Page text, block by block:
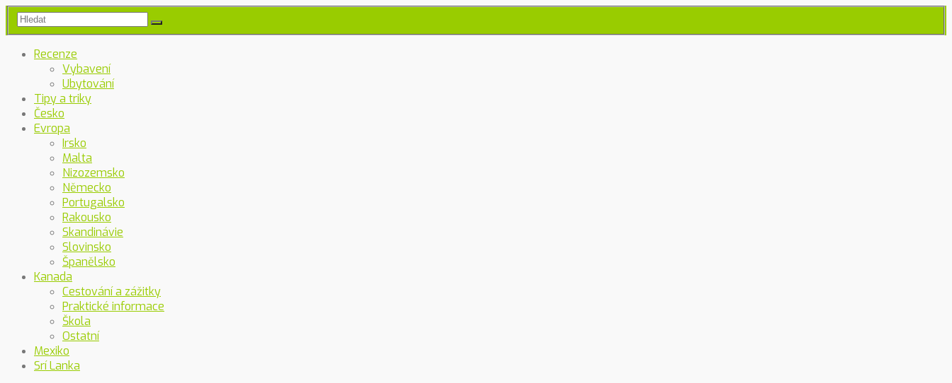
Recenze
Vybavení
Ubytování
Tipy a triky
Česko
Evropa
Irsko
Malta
Nizozemsko
Německo
Portugalsko
Rakousko
Skandinávie
Slovinsko
Španělsko
Kanada
Cestování a zážitky
Praktické informace
Škola
Ostatní
Mexiko
Srí Lanka